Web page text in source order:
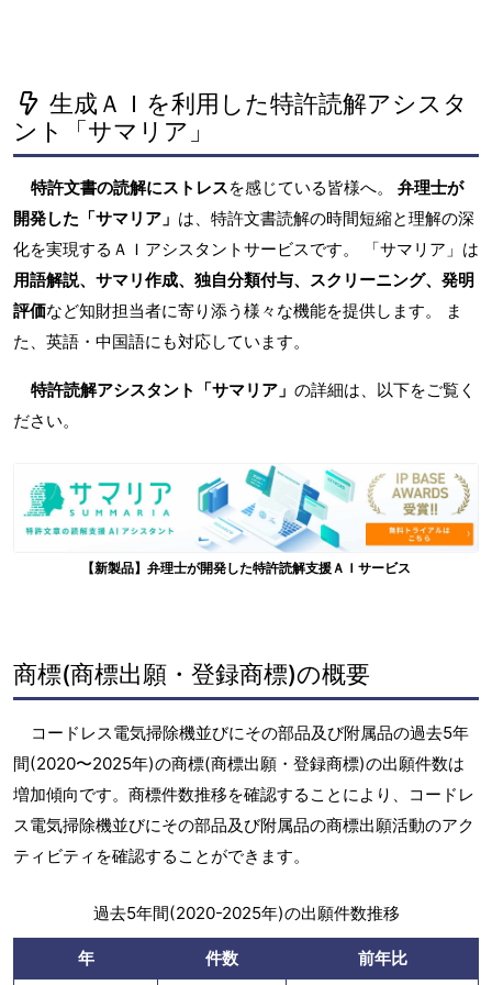
生成ＡＩを利用した特許読解アシスタ
ント「サマリア」
特許文書の読解にストレスを感じている皆様へ。 弁理士が
開発した「サマリア」 は、特許文書読解の時間短縮と理解の深
化を実現するＡＩアシスタントサービスです。 「サマリア」は
用語解説、サマリ作成、独自分類付与、スクリーニング、発明
評価など知財担当者に寄り添う様々な機能を提供します。 ま
た、英語・中国語にも対応しています。
特許読解アシスタント「サマリア」 の詳細は、以下をご覧く
ださい。
【新製品】弁理士が開発した特許読解支援ＡＩサービス
商標(商標出願・登録商標)の概要
コードレス電気掃除機並びにその部品及び附属品の過去5年
間(2020〜2025年)の商標(商標出願・登録商標)の出願件数は
増加傾向です。商標件数推移を確認することにより、コードレ
ス電気掃除機並びにその部品及び附属品の商標出願活動のアク
ティビティを確認することができます。
過去5年間(2020-2025年)の出願件数推移
年 件数
前年比